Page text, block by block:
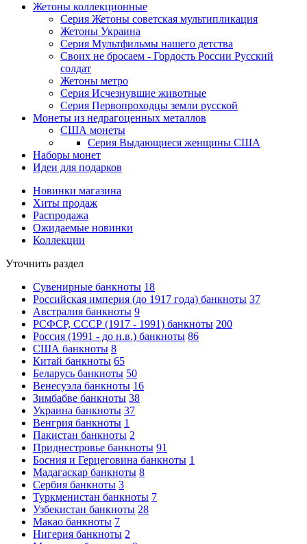
Жетоны коллекционные
Серия Жетоны советская мультипликация
Жетоны Украина
Серия Мультфильмы нашего детства
Своих не бросаем - Гордость России Русский
солдат
Жетоны метро
Серия Исчезнувшие животные
Серия Первопроходцы земли русской
Монеты из недрагоценных металлов
США монеты
Серия Выдающиеся женщины США
Наборы монет
Идеи для подарков
Новинки магазина
Хиты продаж
Распродажа
Ожидаемые новинки
Коллекции
Уточнить раздел
Сувенирные банкноты 18
Российская империя (до 1917 года) банкноты 37
Австралия банкноты 9
РСФСР, СССР (1917 - 1991) банкноты 200
Россия (1991 - до н.в.) банкноты 86
США банкноты 8
Китай банкноты 65
Беларусь банкноты 50
Венесуэла банкноты 16
Зимбабве банкноты 38
Украина банкноты 37
Венгрия банкноты 1
Пакистан банкноты 2
Приднестровье банкноты 91
Босния и Герцеговина банкноты 1
Мадагаскар банкноты 8
Сербия банкноты 3
Туркменистан банкноты 7
Узбекистан банкноты 28
Макао банкноты 7
Нигерия банкноты 2